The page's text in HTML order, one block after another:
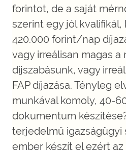
forintot, de a saját
szerint egy jól
420.000 forint/nap
vagy irreálisan magas a
díjszabásunk, vagy
FAP díjazása. Tényleg
munkával komoly, 40-
dokumentum
terjedelmű igazságügyi
ember készít el ezért